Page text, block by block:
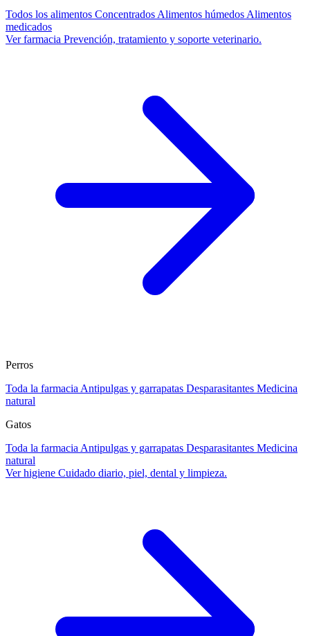
Todos los alimentos Concentrados Alimentos húmedos Alimentos
medicados
Ver farmacia Prevención, tratamiento y soporte veterinario.
Perros
Toda la farmacia Antipulgas y garrapatas Desparasitantes Medicina
natural
Gatos
Toda la farmacia Antipulgas y garrapatas Desparasitantes Medicina
natural
Ver higiene Cuidado diario, piel, dental y limpieza.